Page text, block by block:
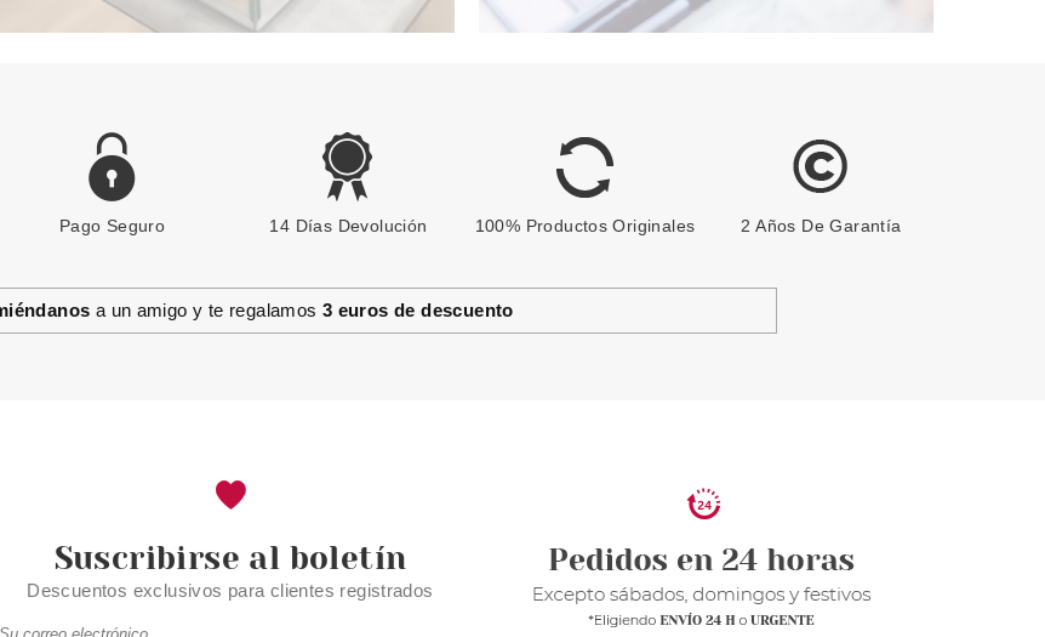
ESSENCE
HAPPY THOUGHTS
Pvr 1.99€
desde
Pago Seguro 14 Días Devolución 100% Productos Originales 2 Años De Garantía
a un amigo y te regalamos 3 euros de descuento
Suscribirse al boletín
Descuentos exclusivos para clientes registrados